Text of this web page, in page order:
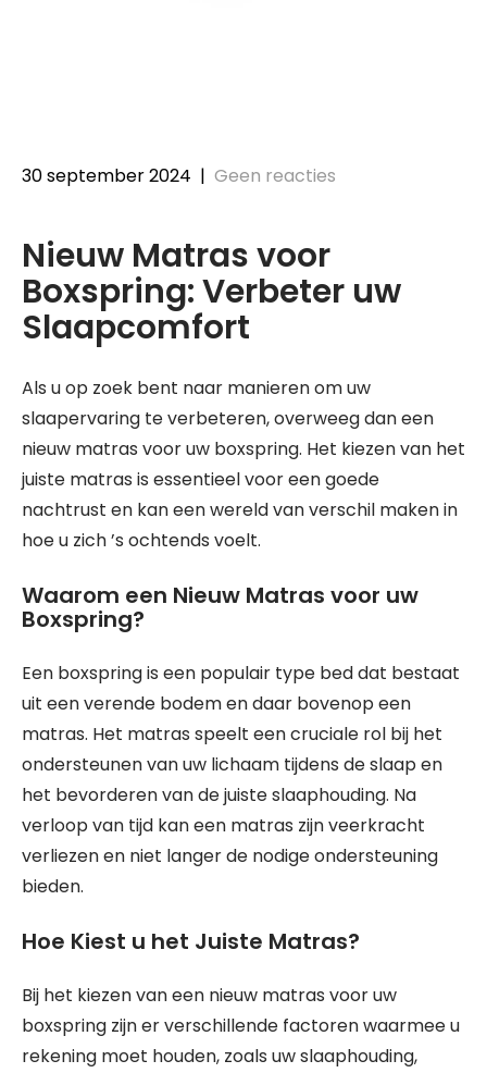
30 september 2024 | Geen reacties
Nieuw Matras voor
Boxspring: Verbeter uw
Slaapcomfort
Als u op zoek bent naar manieren om uw
slaapervaring te verbeteren, overweeg dan een
nieuw matras voor uw boxspring. Het kiezen van het
juiste matras is essentieel voor een goede
nachtrust en kan een wereld van verschil maken in
hoe u zich ’s ochtends voelt.
Waarom een Nieuw Matras voor uw
Boxspring?
Een boxspring is een populair type bed dat bestaat
uit een verende bodem en daar bovenop een
matras. Het matras speelt een cruciale rol bij het
ondersteunen van uw lichaam tijdens de slaap en
het bevorderen van de juiste slaaphouding. Na
verloop van tijd kan een matras zijn veerkracht
verliezen en niet langer de nodige ondersteuning
bieden.
Hoe Kiest u het Juiste Matras?
Bij het kiezen van een nieuw matras voor uw
boxspring zijn er verschillende factoren waarmee u
rekening moet houden, zoals uw slaaphouding,